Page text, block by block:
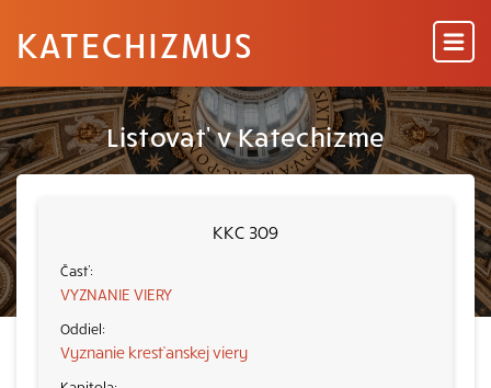
KATECHIZMUS
Listovať v Katechizme
KKC 309
VYZNANIE VIERY
Vyznanie kresťanskej viery